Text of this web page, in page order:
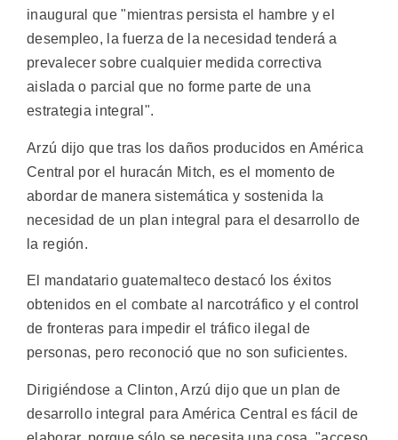
inaugural que "mientras persista el hambre y el
desempleo, la fuerza de la necesidad tenderá a
prevalecer sobre cualquier medida correctiva
aislada o parcial que no forme parte de una
estrategia integral".
Arzú dijo que tras los daños producidos en América
Central por el huracán Mitch, es el momento de
abordar de manera sistemática y sostenida la
necesidad de un plan integral para el desarrollo de
la región.
El mandatario guatemalteco destacó los éxitos
obtenidos en el combate al narcotráfico y el control
de fronteras para impedir el tráfico ilegal de
personas, pero reconoció que no son suficientes.
Dirigiéndose a Clinton, Arzú dijo que un plan de
desarrollo integral para América Central es fácil de